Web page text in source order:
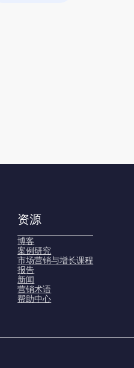
资源
博客
案例研究
市场营销与增长课程
报告
新闻
营销术语
帮助中心